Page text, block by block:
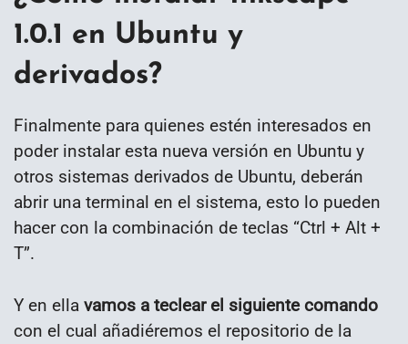
1.0.1 en Ubuntu y
derivados?
Finalmente para quienes estén interesados en
poder instalar esta nueva versión en Ubuntu y
otros sistemas derivados de Ubuntu, deberán
abrir una terminal en el sistema, esto lo pueden
hacer con la combinación de teclas “Ctrl + Alt +
T”.
Y en ella vamos a teclear el siguiente comando
con el cual añadiéremos el repositorio de la